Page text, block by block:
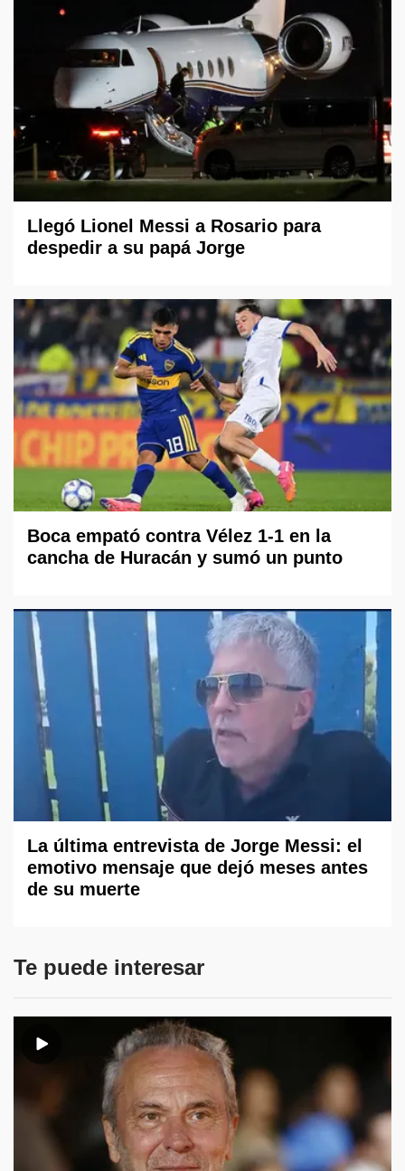
Llegó Lionel Messi a Rosario para
despedir a su papá Jorge
Boca empató contra Vélez 1-1 en la
cancha de Huracán y sumó un punto
La última entrevista de Jorge Messi: el
emotivo mensaje que dejó meses antes
de su muerte
Te puede interesar